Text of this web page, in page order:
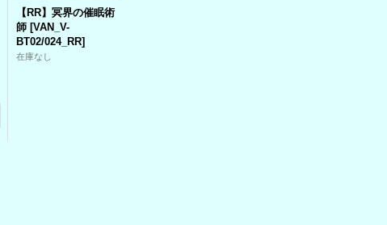
【RR】冥界の催眠術
師 [VAN_V-
BT02/024_RR]
在庫なし